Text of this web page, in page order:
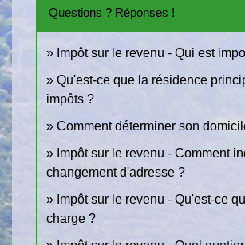
Questions ? Réponses !
Impôt sur le revenu - Qui est
Qu'est-ce que la résidence
impôts ?
Comment déterminer son
Impôt sur le revenu - Comment
changement d'adresse ?
Impôt sur le revenu - Qu'est-ce
charge ?